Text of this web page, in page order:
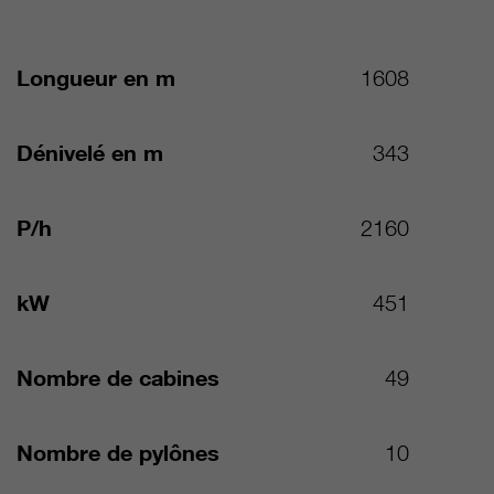
Longueur en m 1608
Dénivelé en m 343
P/h 2160
kW 451
Nombre de cabines 49
Nombre de pylônes 10